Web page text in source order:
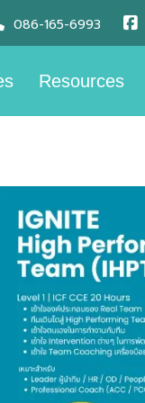
086-165-6993
Resources